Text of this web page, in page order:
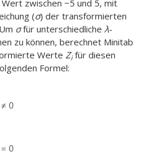
zwischen −5 und 5, mit
(σ) der transformierten
σfür unterschiedliche λ-
zu können, berechnet Minitab
Werte Zifür diesen
Formel: